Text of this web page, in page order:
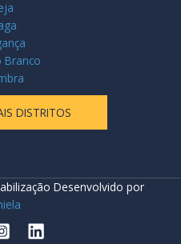
Branco
DISTRITOS
Desenvolvido por